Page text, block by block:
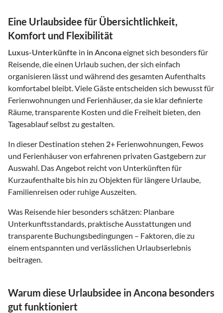
Eine Urlaubsidee für Übersichtlichkeit,
Komfort und Flexibilität
Luxus-Unterkünfte in in Anconaeignet sich besonders für
Reisende, die einen Urlaub suchen, der sich einfach
organisieren lässt und während des gesamten Aufenthalts
komfortabel bleibt. Viele Gäste entscheiden sich bewusst für
Ferienwohnungen und Ferienhäuser, da sie klar definierte
Räume, transparente Kosten und die Freiheit bieten, den
Tagesablauf selbst zu gestalten.
In dieser Destination stehen 2+ Ferienwohnungen, Fewos
und Ferienhäuser von erfahrenen privaten Gastgebern zur
Auswahl. Das Angebot reicht von Unterkünften für
Kurzaufenthalte bis hin zu Objekten für längere Urlaube,
Familienreisen oder ruhige Auszeiten.
Was Reisende hier besonders schätzen: Planbare
Unterkunftsstandards, praktische Ausstattungen und
transparente Buchungsbedingungen – Faktoren, die zu
einem entspannten und verlässlichen Urlaubserlebnis
beitragen.
Warum diese Urlaubsidee in Ancona besonders
gut funktioniert